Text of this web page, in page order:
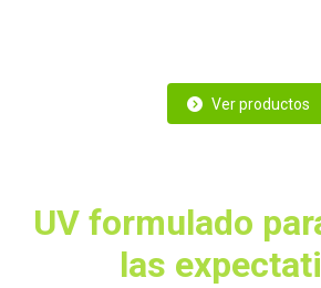
Ver productos
UV formulado
las